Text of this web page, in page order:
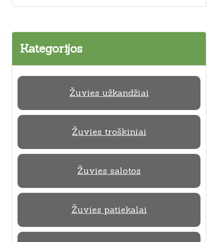
Kategorijos
Žuvies užkandžiai
Žuvies troškiniai
Žuvies salotos
Žuvies patiekalai